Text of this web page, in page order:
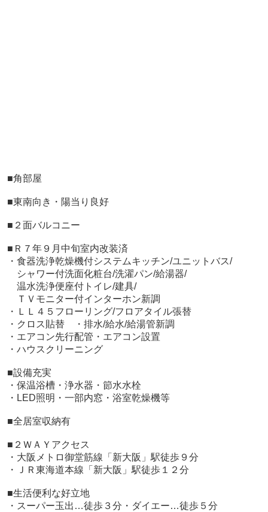
■角部屋
■東南向き・陽当り良好
■２面バルコニー
■Ｒ７年９月中旬室内改装済
・食器洗浄乾燥機付システムキッチン/ユニットバス/
シャワー付洗面化粧台/洗濯パン/給湯器/
温水洗浄便座付トイレ/建具/
ＴＶモニター付インターホン新調
・ＬＬ４５フローリング/フロアタイル張替
・クロス貼替 ・排水/給水/給湯管新調
・エアコン先行配管・エアコン設置
・ハウスクリーニング
■設備充実
・保温浴槽・浄水器・節水水栓
・LED照明・一部内窓・浴室乾燥機等
■全居室収納有
■２ＷＡＹアクセス
・大阪メトロ御堂筋線「新大阪」駅徒歩９分
・ＪＲ東海道本線「新大阪」駅徒歩１２分
■生活便利な好立地
・スーパー玉出…徒歩３分・ダイエー…徒歩５分